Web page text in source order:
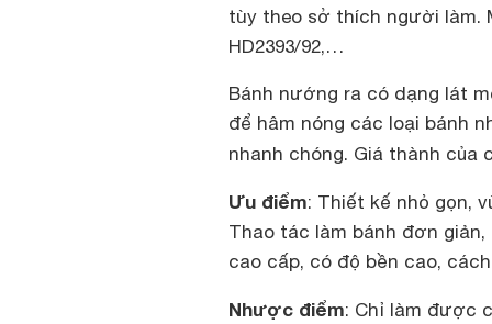
tùy theo sở thích người làm.
HD2393/92,…
Bánh nướng ra có dạng lát
để hâm nóng các loại bánh
nhanh chóng. Giá thành
Ưu điểm: Thiết kế nhỏ gọn,
Thao tác làm bánh đơn
cao cấp, có độ bền cao,
Nhược điểm: Chỉ làm được